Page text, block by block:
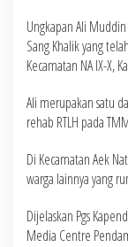
Ungkapan Ali
Sang Khalik yang
Kecamatan NA IX-X,
Ali merupakan satu
rehab RTLH pada
Di Kecamatan Aek
warga lainnya yang
Dijelaskan Pgs
Media Centre